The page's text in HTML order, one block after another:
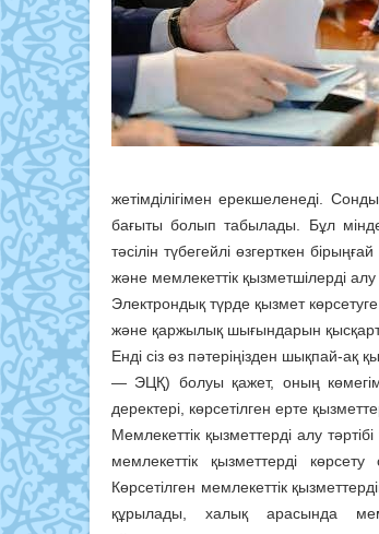
жетімділігімен ерекшеленеді.
бағыты болып табылады. Бұл
тәсілін түбегейлі өзгерткен
және мемлекеттік қызметшілерді
Электрондық түрде қызмет
және қаржылық шығындарын
Енді сіз өз пәтеріңізден шықпай-
— ЭЦҚ) болуы қажет, оның
деректері, көрсетілген ерте
Мемлекеттік қызметтерді алу
мемлекеттік қызметтерді
Көрсетілген мемлекеттік
құрылады, халық арасында